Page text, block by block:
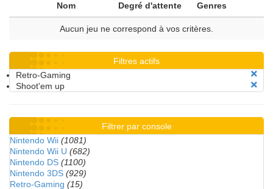
Nom Degré d'attente Genres
Aucun jeu ne correspond à vos critères.
Filtres actifs
Retro-Gaming
Shoot'em up
Filtrer par console
Nintendo Wii (1081)
Nintendo Wii U (682)
Nintendo DS (1100)
Nintendo 3DS (929)
Retro-Gaming (15)